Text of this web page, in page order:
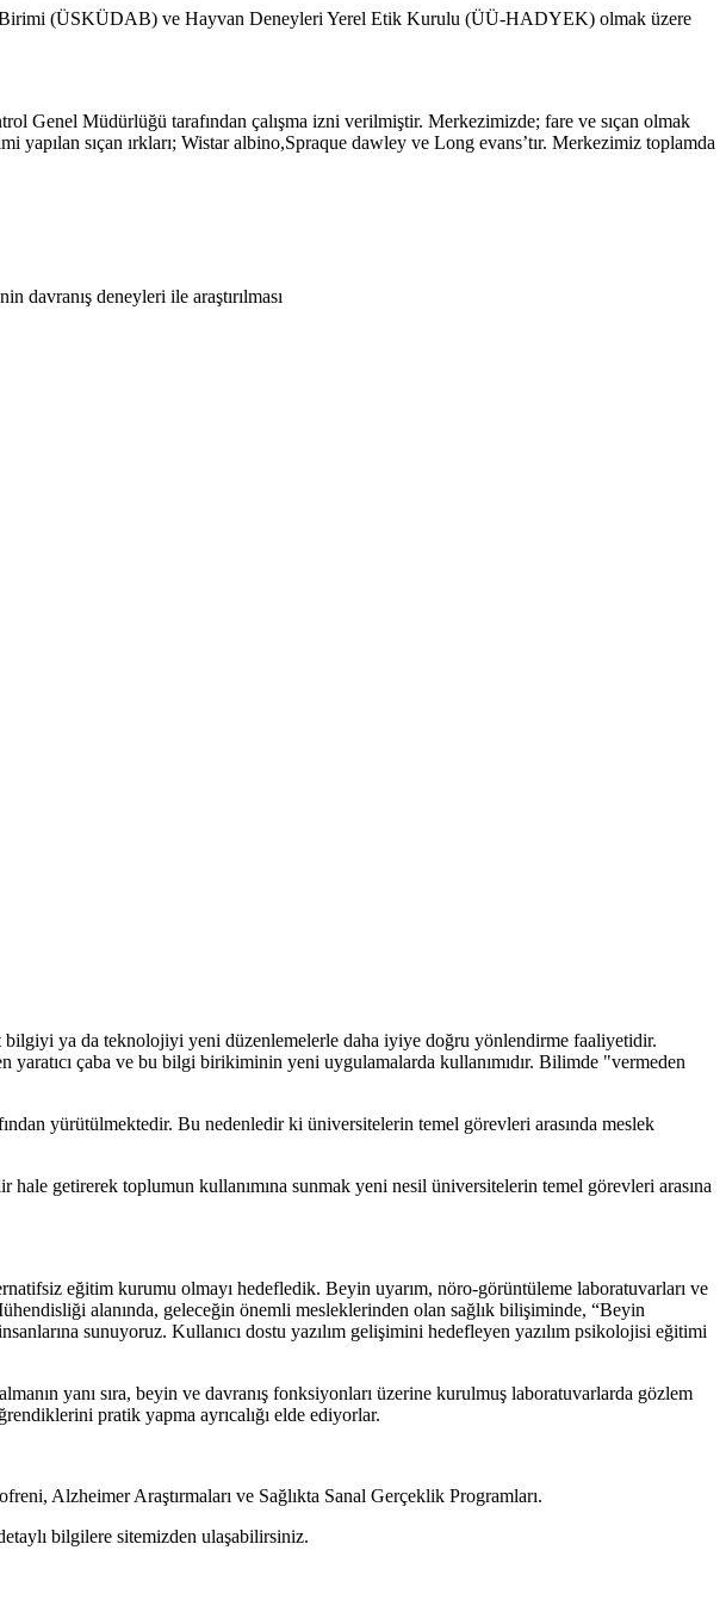
Birimi (ÜSKÜDAB) ve Hayvan Deneyleri Yerel Etik Kurulu (ÜÜ-HADYEK) olmak üzere
Genel Müdürlüğü tarafından çalışma izni verilmiştir. Merkezimizde; fare ve sıçan olmak
sıçan ırkları; Wistar albino,Spraque dawley ve Long evans’tır. Merkezimiz toplamda
deneyleri ile araştırılması
ya da teknolojiyi yeni düzenlemelerle daha iyiye doğru yönlendirme faaliyetidir.
çaba ve bu bilgi birikiminin yeni uygulamalarda kullanımıdır. Bilimde "vermeden
yürütülmektedir. Bu nedenledir ki üniversitelerin temel görevleri arasında meslek
getirerek toplumun kullanımına sunmak yeni nesil üniversitelerin temel görevleri arasına
eğitim kurumu olmayı hedefledik. Beyin uyarım, nöro-görüntüleme laboratuvarları ve
alanında, geleceğin önemli mesleklerinden olan sağlık bilişiminde, “Beyin
sunuyoruz. Kullanıcı dostu yazılım gelişimini hedefleyen yazılım psikolojisi eğitimi
yanı sıra, beyin ve davranış fonksiyonları üzerine kurulmuş laboratuvarlarda gözlem
pratik yapma ayrıcalığı elde ediyorlar.
Alzheimer Araştırmaları ve Sağlıkta Sanal Gerçeklik Programları.
bilgilere sitemizden ulaşabilirsiniz.